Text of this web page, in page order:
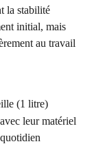
la stabilité
initial, mais
au travail
(1 litre)
leur matériel